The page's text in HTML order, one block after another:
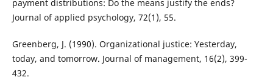
payment distributions: Do the means justify the ends?
Journal of applied psychology, 72(1), 55.
Greenberg, J. (1990). Organizational justice: Yesterday,
today, and tomorrow. Journal of management, 16(2), 399-
432.